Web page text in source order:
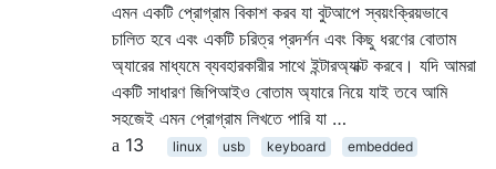
এমন একটি প্রোগ্রাম বিকাশ করব যা বুটআপে স্বয়ংক্রিয়ভাবে
চালিত হবে এবং একটি চরিত্র প্রদর্শন এবং কিছু ধরণের বোতাম
অ্যারের মাধ্যমে ব্যবহারকারীর সাথে ইন্টারঅ্যাক্ট করবে। যদি আমরা
একটি সাধারণ জিপিআইও বোতাম অ্যারে নিয়ে যাই তবে আমি
সহজেই এমন প্রোগ্রাম লিখতে পারি যা …
13
linux usb keyboard embedded